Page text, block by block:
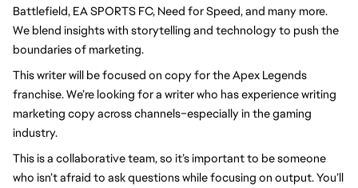
Battlefield, EA SPORTS FC, Need for Speed, and many more.
We blend insights with storytelling and technology to push the
boundaries of marketing.
This writer will be focused on copy for the Apex Legends
franchise. We’re looking for a writer who has experience writing
marketing copy across channels–especially in the gaming
industry.
This is a collaborative team, so it’s important to be someone
who isn’t afraid to ask questions while focusing on output. You’ll